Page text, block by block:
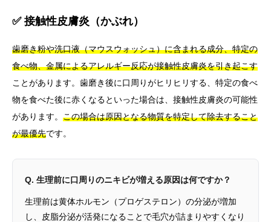
✅ 接触性皮膚炎（かぶれ）
歯磨き粉や洗口液（マウスウォッシュ）に含まれる成分、特定の
食べ物、金属によるアレルギー反応が接触性皮膚炎を引き起こす
ことがあります。歯磨き後に口周りがヒリヒリする、特定の食べ
物を食べた後に赤くなるといった場合は、接触性皮膚炎の可能性
があります。 この場合は原因となる物質を特定して除去すること
が最優先です。
Q. 生理前に口周りのニキビが増える原因は何ですか？
生理前は黄体ホルモン（プロゲステロン）の分泌が増加
し、皮脂分泌が活発になることで毛穴が詰まりやすくなり